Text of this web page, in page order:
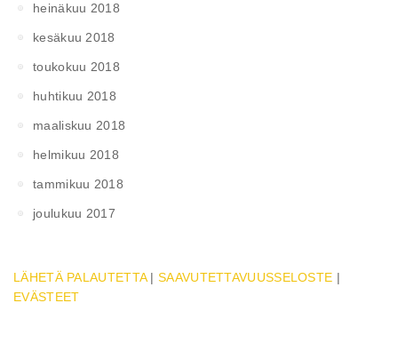
heinäkuu 2018
kesäkuu 2018
toukokuu 2018
huhtikuu 2018
maaliskuu 2018
helmikuu 2018
tammikuu 2018
joulukuu 2017
LÄHETÄ PALAUTETTA|SAAVUTETTAVUUSSELOSTE |
EVÄSTEET